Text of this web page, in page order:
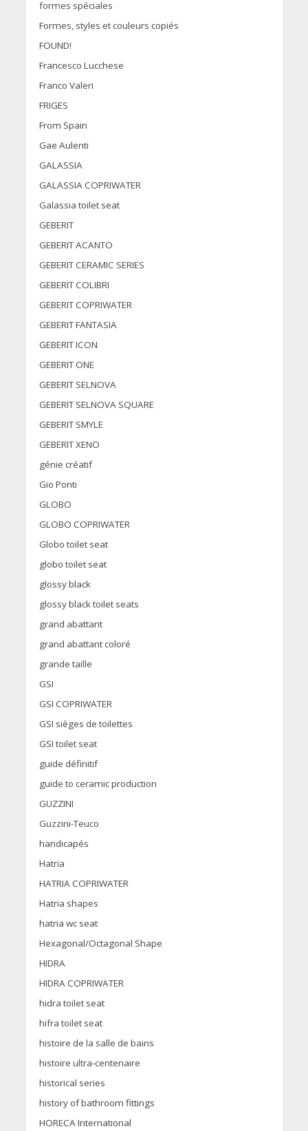
formes spéciales
Formes, styles et couleurs copiés
FOUND!
Francesco Lucchese
Franco Valeri
FRIGES
From Spain
Gae Aulenti
GALASSIA
GALASSIA COPRIWATER
Galassia toilet seat
GEBERIT
GEBERIT ACANTO
GEBERIT CERAMIC SERIES
GEBERIT COLIBRI
GEBERIT COPRIWATER
GEBERIT FANTASIA
GEBERIT ICON
GEBERIT ONE
GEBERIT SELNOVA
GEBERIT SELNOVA SQUARE
GEBERIT SMYLE
GEBERIT XENO
génie créatif
Gio Ponti
GLOBO
GLOBO COPRIWATER
Globo toilet seat
globo toilet seat
glossy black
glossy black toilet seats
grand abattant
grand abattant coloré
grande taille
GSI
GSI COPRIWATER
GSI sièges de toilettes
GSI toilet seat
guide définitif
guide to ceramic production
GUZZINI
Guzzini-Teuco
handicapés
Hatria
HATRIA COPRIWATER
Hatria shapes
hatria wc seat
Hexagonal/Octagonal Shape
HIDRA
HIDRA COPRIWATER
hidra toilet seat
hifra toilet seat
histoire de la salle de bains
histoire ultra-centenaire
historical series
history of bathroom fittings
HORECA International